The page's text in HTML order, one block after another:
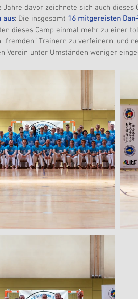
Jahre davor zeichnete sich auch dieses
aus: Die insgesamt 16 mitgereisten Dan-
dieses Camp einmal mehr zu einer
„fremden“ Trainern zu verfeinern, und
Verein unter Umständen weniger